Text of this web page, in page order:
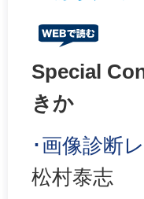
Special
きか
･画像診断
松村泰志